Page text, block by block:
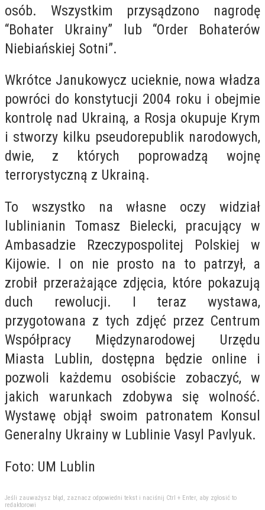
osób. Wszystkim przysądzono nagrodę
“Bohater Ukrainy” lub “Order Bohaterów
Niebiańskiej Sotni”.
Wkrótce Janukowycz ucieknie, nowa władza
powróci do konstytucji 2004 roku i obejmie
kontrolę nad Ukrainą, a Rosja okupuje Krym
i stworzy kilku pseudorepublik narodowych,
dwie, z których poprowadzą wojnę
terrorystyczną z Ukrainą.
To wszystko na własne oczy widział
lublinianin Tomasz Bielecki, pracujący w
Ambasadzie Rzeczypospolitej Polskiej w
Kijowie. I on nie prosto na to patrzył, a
zrobił przerażające zdjęcia, które pokazują
duch rewolucji. I teraz wystawa,
przygotowana z tych zdjęć przez Centrum
Współpracy Międzynarodowej Urzędu
Miasta Lublin, dostępna będzie online i
pozwoli każdemu osobiście zobaczyć, w
jakich warunkach zdobywa się wolność.
Wystawę objął swoim patronatem Konsul
Generalny Ukrainy w Lublinie Vasyl Pavlyuk.
Foto: UM Lublin
Jeśli zauważysz błąd, zaznacz odpowiedni tekst i naciśnij Ctrl + Enter, aby zgłosić to
redaktorowi